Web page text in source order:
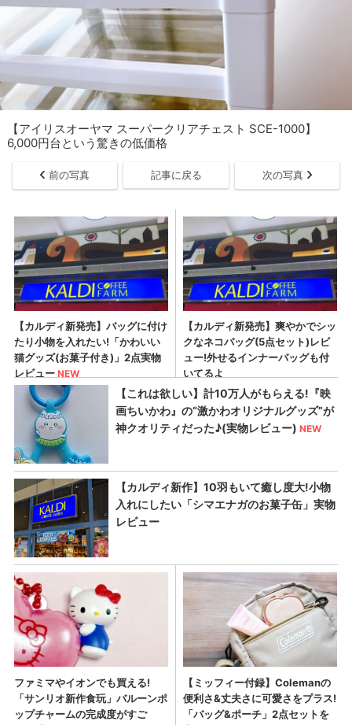
【アイリスオーヤマ スーパークリアチェスト SCE-1000】
6,000円台という驚きの低価格
前の写真 記事に戻る 次の写真